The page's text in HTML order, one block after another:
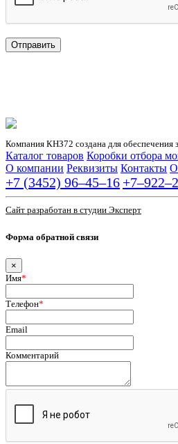
Отправить
Компания КНЗ72 создана для обеспечения
Каталог товаров Коробки отбора
О компании Реквизиты Контакты
+7 (3452) 96‒45‒16
Сайт разработан в студии Эксперт
Форма обратной связи
×
Имя*
Телефон*
Email
Комментарий